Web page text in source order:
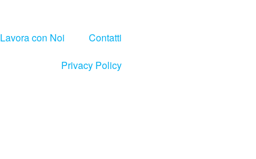
Lavora con Noi
Contatti
Privacy Policy